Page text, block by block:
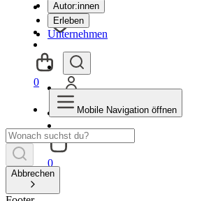
Autor:innen
Erleben
Unternehmen
0
0
Mobile Navigation öffnen
Abbrechen